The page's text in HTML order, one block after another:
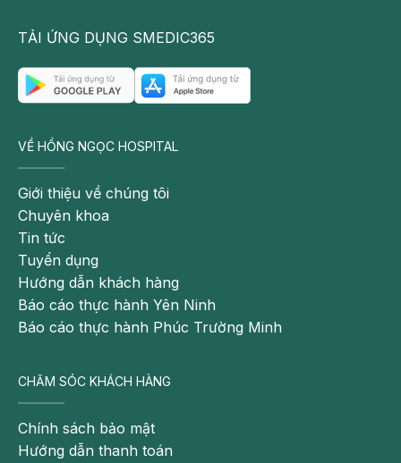
TẢI ỨNG DỤNG SMEDIC365
VỀ HỒNG NGỌC HOSPITAL
Giới thiệu về chúng tôi
Chuyên khoa
Tin tức
Tuyển dụng
Hướng dẫn khách hàng
Báo cáo thực hành Yên Ninh
Báo cáo thực hành Phúc Trường Minh
CHĂM SÓC KHÁCH HÀNG
Chính sách bảo mật
Hướng dẫn thanh toán